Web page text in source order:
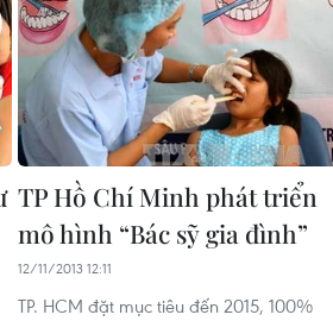
TP Hồ Chí Minh phát triển
mô hình “Bác sỹ gia đình”
12/11/2013 12:11
TP. HCM đặt mục tiêu đến 2015, 100%